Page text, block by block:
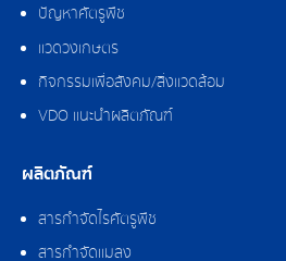
ปัญหาศัตรูพืช
แวดวงเกษตร
กิจกรรมเพื่อสังคม/สิ่งแวดล้อม
VDO แนะนำผลิตภัณฑ์
ผลิตภัณฑ์
สารกำจัดไรศัตรูพืช
สารกำจัดแมลง